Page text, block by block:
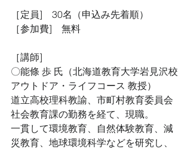
［定員]　30名（申込み先着順）
［参加費]　無料
［講師]
〇能條 歩 氏（北海道教育大学岩見沢校
アウトドア・ライフコース 教授）
道立高校理科教諭、市町村教育委員会
社会教育課の勤務を経て、現職。
一貫して環境教育、自然体験教育、減
災教育、地球環境科学などを研究し、